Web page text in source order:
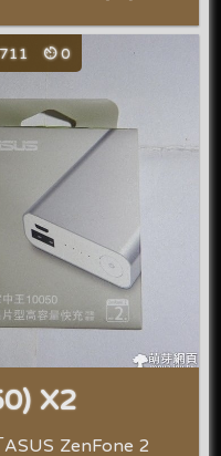
0
X2
ASUS ZenFone 2